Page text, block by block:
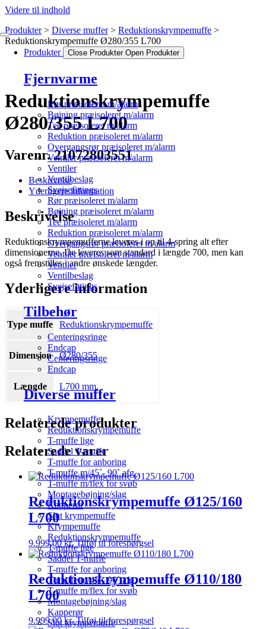
Videre til indhold
Produkter Close Produkter Open Produkter
Fjernvarme
Rør præisoleret m/alarm
Bøjning præisoleret m/alarm
Tee præisoleret m/alarm
Reduktion præisoleret m/alarm
Overgangsrør præisoleret m/alarm
Ventiler præisoleret m/alarm
Ventiler
Ventilbeslag
Svejsefittings
Rør præisoleret m/alarm
Bøjning præisoleret m/alarm
Tee præisoleret m/alarm
Reduktion præisoleret m/alarm
Overgangsrør præisoleret m/alarm
Ventiler præisoleret m/alarm
Ventiler
Ventilbeslag
Svejsefittings
Tilbehør
Centeringsringe
Endcap
Centeringsringe
Endcap
Diverse muffer
Krympemuffe
Reduktionskrympemuffe
T-muffe lige
Saddel T-muffe
T-muffe for anboring
T-muffe m/45˚- 90˚ afg.
T-muffe m/flex for svøb
Montagebøjning/slag
Kapperør
Slut krympemuffe
Krympemuffe
Reduktionskrympemuffe
T-muffe lige
Saddel T-muffe
T-muffe for anboring
T-muffe m/45˚- 90˚ afg.
T-muffe m/flex for svøb
Montagebøjning/slag
Kapperør
Slut krympemuffe
Produkter Diverse muffer
Reduktionskrympemuffe
Reduktionskrympemuffe Ø280/355 L700
Reduktionskrympemuffe
Ø280/355 L700
Varenr. 21072803551
Beskrivelse
Yderligere information
Beskrivelse
Reduktionskrympemufferne leveres i op til 4-spring alt efter
dimensionerne. De leveres som standard i længde 700, men kan
også fremstilles i andre ønskede længder.
Yderligere information
Type muffe Reduktionskrympemuffe
Dimension Ø280/355
Længde L700 mm.
Relaterede produkter
Relaterede varer
Reduktionskrympemuffe Ø125/160
L700
9.999,00kr. Tilføj til forespørgsel
Reduktionskrympemuffe Ø110/180
L700
9.999,00kr. Tilføj til forespørgsel